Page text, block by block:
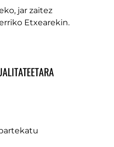
jar zaitez
Etxearekin.